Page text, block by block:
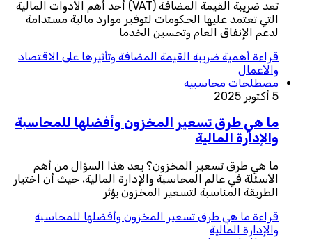
تعد ضريبة القيمة المضافة (VAT) أحد أهم الأدوات المالية
التي تعتمد عليها الحكومات لتوفير موارد مالية مستدامة
لدعم الإنفاق العام وتحسين الخدما
قراءة أهمية ضريبة القيمة المضافة وتأثيرها على الاقتصاد
والأعمال
مصطلحات محاسبيه
5 أكتوبر 2025
ما هي طرق تسعير المخزون وأفضلها للمحاسبة
والإدارة المالية
ما هي طرق تسعير المخزون؟ يعد هذا السؤال من أهم
الأسئلة في عالم المحاسبة والإدارة المالية، حيث أن اختيار
الطريقة المناسبة لتسعير المخزون يؤثر
قراءة ما هي طرق تسعير المخزون وأفضلها للمحاسبة
والإدارة المالية